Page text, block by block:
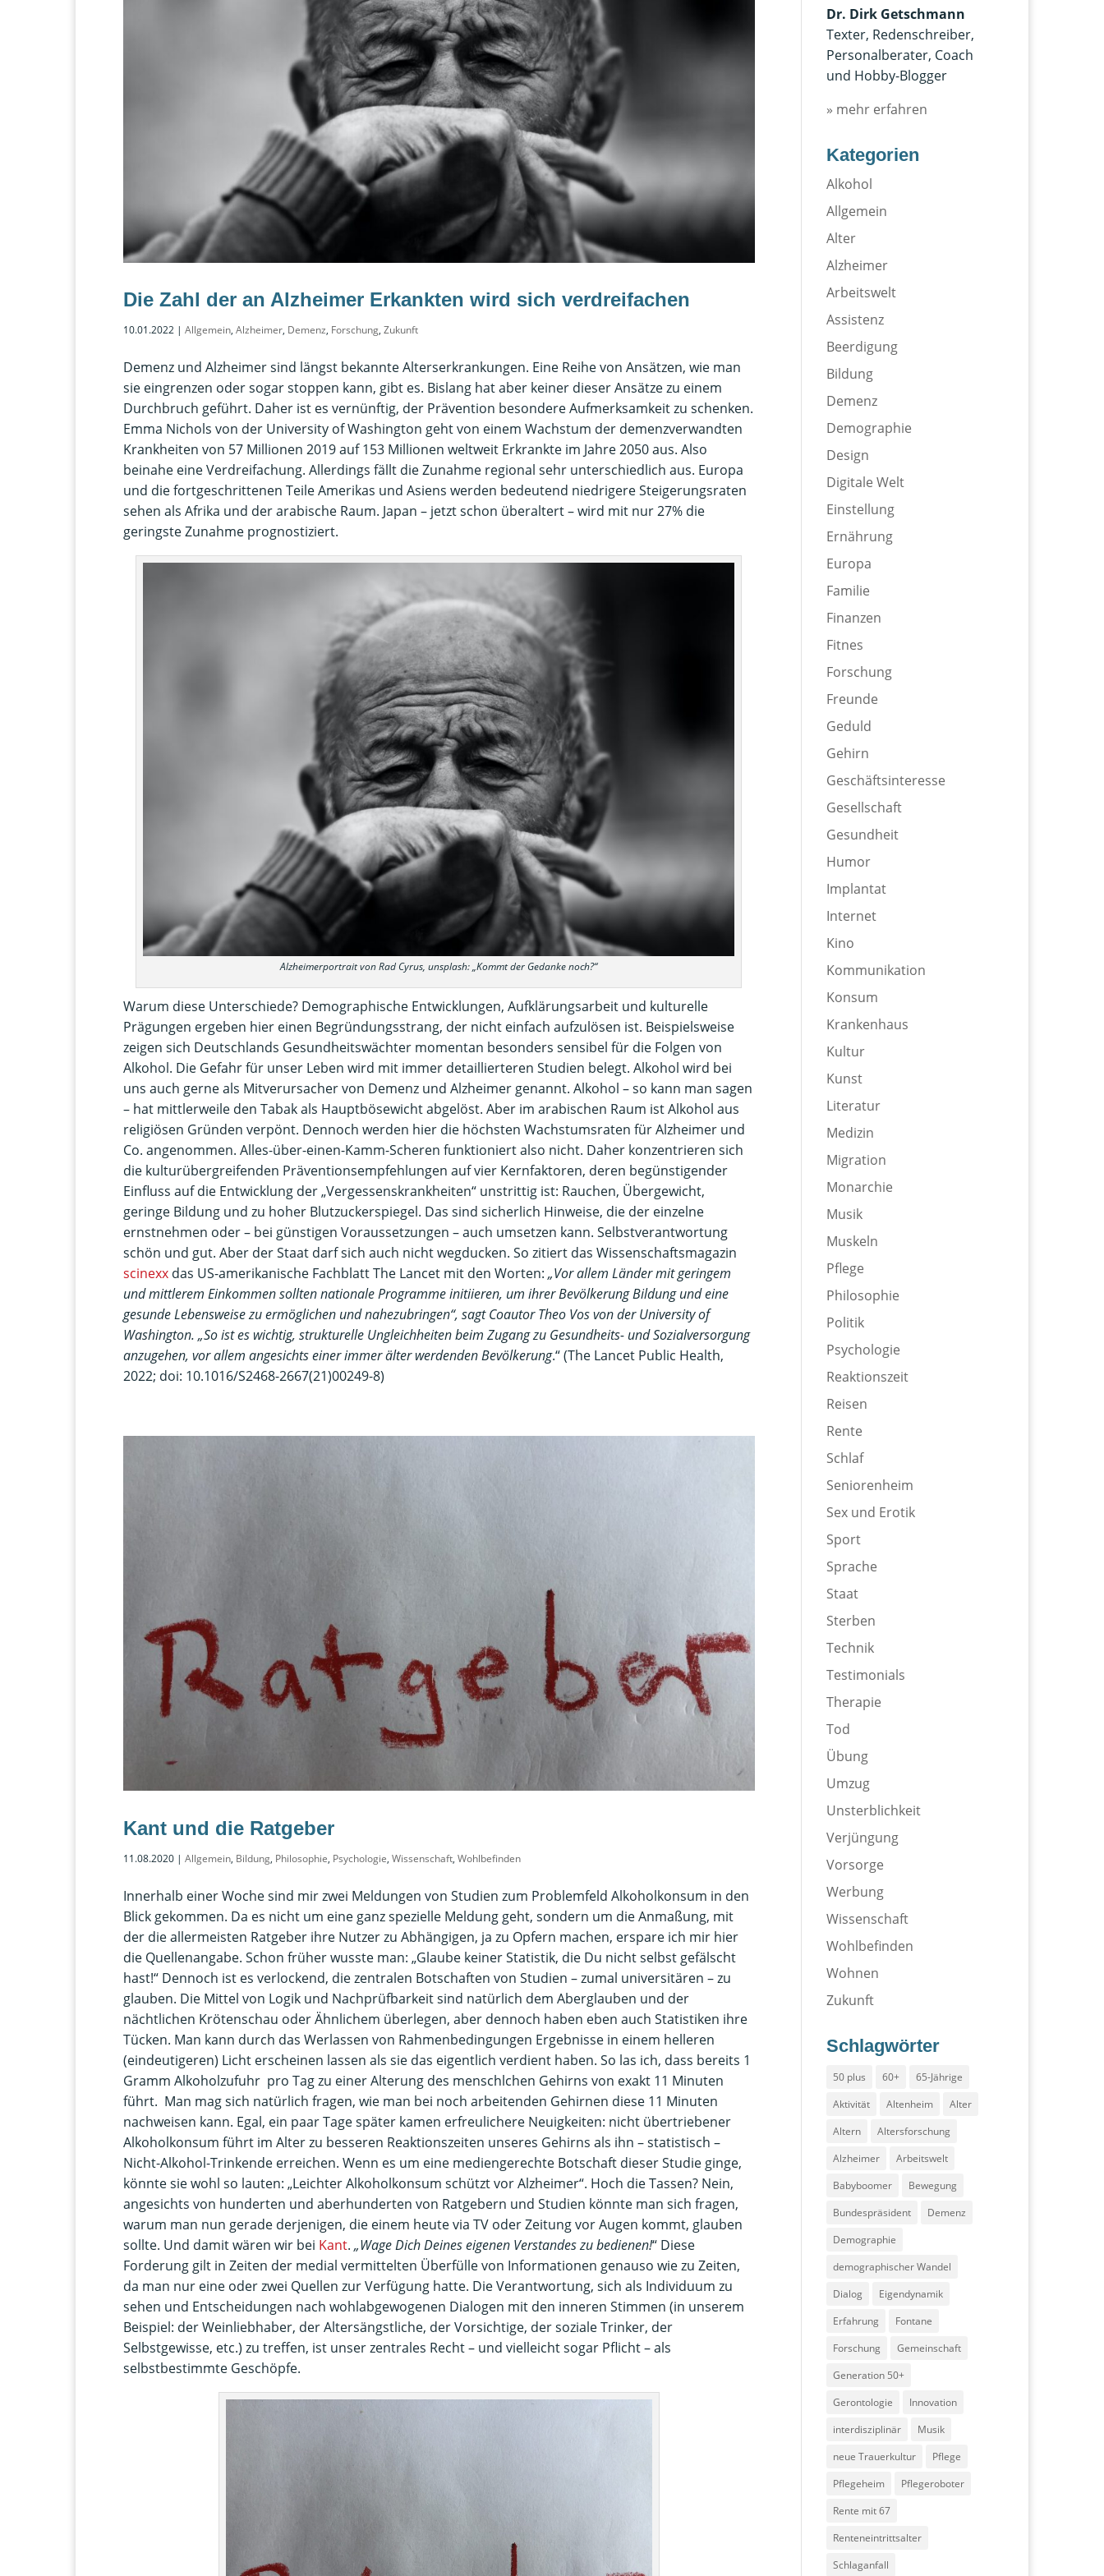
Die Zahl der an Alzheimer Erkankten wird sich verdreifachen
10.01.2022 | Allgemein, Alzheimer, Demenz, Forschung, Zukunft
Demenz und Alzheimer sind längst bekannte Alterserkrankungen. Eine Reihe von Ansätzen, wie man
sie eingrenzen oder sogar stoppen kann, gibt es. Bislang hat aber keiner dieser Ansätze zu einem
Durchbruch geführt. Daher ist es vernünftig, der Prävention besondere Aufmerksamkeit zu schenken.
Emma Nichols von der University of Washington geht von einem Wachstum der demenzverwandten
Krankheiten von 57 Millionen 2019 auf 153 Millionen weltweit Erkrankte im Jahre 2050 aus. Also
beinahe eine Verdreifachung. Allerdings fällt die Zunahme regional sehr unterschiedlich aus. Europa
und die fortgeschrittenen Teile Amerikas und Asiens werden bedeutend niedrigere Steigerungsraten
sehen als Afrika und der arabische Raum. Japan – jetzt schon überaltert – wird mit nur 27% die
geringste Zunahme prognostiziert.
Alzheimerportrait von Rad Cyrus, unsplash: „Kommt der Gedanke noch?“
Warum diese Unterschiede? Demographische Entwicklungen, Aufklärungsarbeit und kulturelle
Prägungen ergeben hier einen Begründungsstrang, der nicht einfach aufzulösen ist. Beispielsweise
zeigen sich Deutschlands Gesundheitswächter momentan besonders sensibel für die Folgen von
Alkohol. Die Gefahr für unser Leben wird mit immer detaillierteren Studien belegt. Alkohol wird bei
uns auch gerne als Mitverursacher von Demenz und Alzheimer genannt. Alkohol – so kann man sagen
– hat mittlerweile den Tabak als Hauptbösewicht abgelöst. Aber im arabischen Raum ist Alkohol aus
religiösen Gründen verpönt. Dennoch werden hier die höchsten Wachstumsraten für Alzheimer und
Co. angenommen. Alles-über-einen-Kamm-Scheren funktioniert also nicht. Daher konzentrieren sich
die kulturübergreifenden Präventionsempfehlungen auf vier Kernfaktoren, deren begünstigender
Einfluss auf die Entwicklung der „Vergessenskrankheiten“ unstrittig ist: Rauchen, Übergewicht,
geringe Bildung und zu hoher Blutzuckerspiegel. Das sind sicherlich Hinweise, die der einzelne
ernstnehmen oder – bei günstigen Voraussetzungen – auch umsetzen kann. Selbstverantwortung
schön und gut. Aber der Staat darf sich auch nicht wegducken. So zitiert das Wissenschaftsmagazin
scinexx das US-amerikanische Fachblatt The Lancet mit den Worten: „Vor allem Länder mit geringem
und mittlerem Einkommen sollten nationale Programme initiieren, um ihrer Bevölkerung Bildung und eine
gesunde Lebensweise zu ermöglichen und nahezubringen“, sagt Coautor Theo Vos von der University of
Washington. „So ist es wichtig, strukturelle Ungleichheiten beim Zugang zu Gesundheits- und Sozialversorgung
anzugehen, vor allem angesichts einer immer älter werdenden Bevölkerung.“ (The Lancet Public Health,
2022; doi: 10.1016/S2468-2667(21)00249-8)
Kant und die Ratgeber
11.08.2020 | Allgemein, Bildung, Philosophie, Psychologie, Wissenschaft, Wohlbefinden
Innerhalb einer Woche sind mir zwei Meldungen von Studien zum Problemfeld Alkoholkonsum in den
Blick gekommen. Da es nicht um eine ganz spezielle Meldung geht, sondern um die Anmaßung, mit
der die allermeisten Ratgeber ihre Nutzer zu Abhängigen, ja zu Opfern machen, erspare ich mir hier
die Quellenangabe. Schon früher wusste man: „Glaube keiner Statistik, die Du nicht selbst gefälscht
hast!“ Dennoch ist es verlockend, die zentralen Botschaften von Studien – zumal universitären – zu
glauben. Die Mittel von Logik und Nachprüfbarkeit sind natürlich dem Aberglauben und der
nächtlichen Krötenschau oder Ähnlichem überlegen, aber dennoch haben eben auch Statistiken ihre
Tücken. Man kann durch das Werlassen von Rahmenbedingungen Ergebnisse in einem helleren
(eindeutigeren) Licht erscheinen lassen als sie das eigentlich verdient haben. So las ich, dass bereits 1
Gramm Alkoholzufuhr pro Tag zu einer Alterung des menschlchen Gehirns von exakt 11 Minuten
führt. Man mag sich natürlich fragen, wie man bei noch arbeitenden Gehirnen diese 11 Minuten
nachweisen kann. Egal, ein paar Tage später kamen erfreulichere Neuigkeiten: nicht übertriebener
Alkoholkonsum führt im Alter zu besseren Reaktionszeiten unseres Gehirns als ihn – statistisch –
Nicht-Alkohol-Trinkende erreichen. Wenn es um eine mediengerechte Botschaft dieser Studie ginge,
könnte sie wohl so lauten: „Leichter Alkoholkonsum schützt vor Alzheimer“. Hoch die Tassen? Nein,
angesichts von hunderten und aberhunderten von Ratgebern und Studien könnte man sich fragen,
warum man nun gerade derjenigen, die einem heute via TV oder Zeitung vor Augen kommt, glauben
sollte. Und damit wären wir bei Kant. „Wage Dich Deines eigenen Verstandes zu bedienen!“ Diese
Forderung gilt in Zeiten der medial vermittelten Überfülle von Informationen genauso wie zu Zeiten,
da man nur eine oder zwei Quellen zur Verfügung hatte. Die Verantwortung, sich als Individuum zu
sehen und Entscheidungen nach wohlabgewogenen Dialogen mit den inneren Stimmen (in unserem
Beispiel: der Weinliebhaber, der Altersängstliche, der Vorsichtige, der soziale Trinker, der
Selbstgewisse, etc.) zu treffen, ist unser zentrales Recht – und vielleicht sogar Pflicht – als
selbstbestimmte Geschöpfe.
Dr. Dirk Getschmann
Texter, Redenschreiber,
Personalberater, Coach
und Hobby-Blogger
» mehr erfahren
Kategorien
Alkohol
Allgemein
Alter
Alzheimer
Arbeitswelt
Assistenz
Beerdigung
Bildung
Demenz
Demographie
Design
Digitale Welt
Einstellung
Ernährung
Europa
Familie
Finanzen
Fitnes
Forschung
Freunde
Geduld
Gehirn
Geschäftsinteresse
Gesellschaft
Gesundheit
Humor
Implantat
Internet
Kino
Kommunikation
Konsum
Krankenhaus
Kultur
Kunst
Literatur
Medizin
Migration
Monarchie
Musik
Muskeln
Pflege
Philosophie
Politik
Psychologie
Reaktionszeit
Reisen
Rente
Schlaf
Seniorenheim
Sex und Erotik
Sport
Sprache
Staat
Sterben
Technik
Testimonials
Therapie
Tod
Übung
Umzug
Unsterblichkeit
Verjüngung
Vorsorge
Werbung
Wissenschaft
Wohlbefinden
Wohnen
Zukunft
Schlagwörter
50 plus 60+
65-Jährige
Aktivität
Altenheim
Alter
Altern
Altersforschung
Alzheimer
Arbeitswelt
Babyboomer
Bewegung
Bundespräsident
Demenz
Demographie
demographischer Wandel
Dialog
Eigendynamik
Erfahrung
Fontane
Forschung
Gemeinschaft
Generation 50+
Gerontologie
Innovation
interdisziplinär
Musik
neue Trauerkultur
Pflege
Pflegeheim
Pflegeroboter
Rente mit 67
Renteneintrittsalter
Schlaganfall